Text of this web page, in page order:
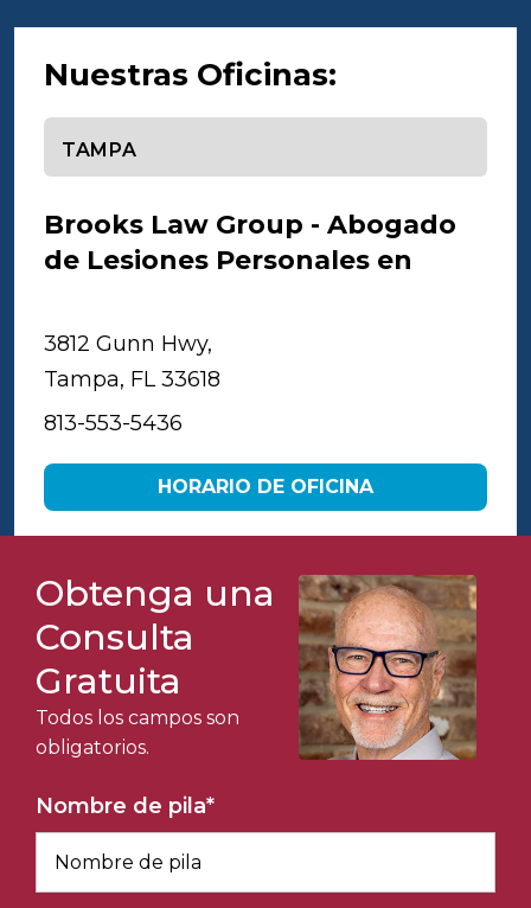
Nuestras Oficinas:
Brooks Law Group - Abogado
de Lesiones Personales en
3812 Gunn Hwy,
Tampa, FL 33618
813-553-5436
HORARIO DE OFICINA
Obtenga una
Consulta
Gratuita
Todos los campos son
obligatorios.
Nombre de pila*